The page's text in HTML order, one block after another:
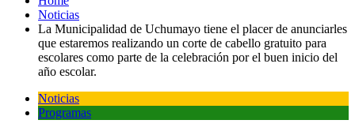
Noticias
La Municipalidad de Uchumayo tiene el placer de anunciarles
que estaremos realizando un corte de cabello gratuito para
escolares como parte de la celebración por el buen inicio del
año escolar.
Noticias
Programas